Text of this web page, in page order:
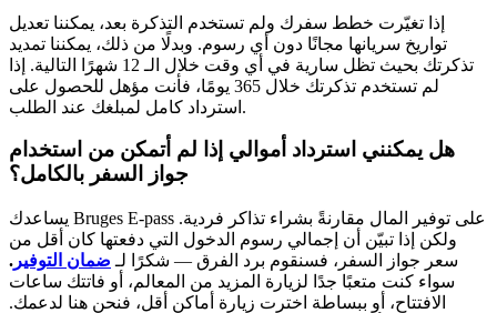
إذا تغيّرت خطط سفرك ولم تستخدم التذكرة بعد، يمكننا تعديل
تواريخ سريانها مجانًا دون أي رسوم. وبدلًا من ذلك، يمكننا تمديد
تذكرتك بحيث تظل سارية في أي وقت خلال الـ 12 شهرًا التالية. إذا
لم تستخدم تذكرتك خلال 365 يومًا، فأنت مؤهل للحصول على
استرداد كامل لمبلغك عند الطلب.
هل يمكنني استرداد أموالي إذا لم أتمكن من استخدام
جواز السفر بالكامل؟
يساعدك Bruges E-pass على توفير المال مقارنةً بشراء تذاكر فردية.
ولكن إذا تبيّن أن إجمالي رسوم الدخول التي دفعتها كان أقل من
سعر جواز السفر، فسنقوم برد الفرق — شكرًا لـ ضمان التوفير .
سواء كنت متعبًا جدًا لزيارة المزيد من المعالم، أو فاتتك ساعات
الافتتاح، أو ببساطة اخترت زيارة أماكن أقل، فنحن هنا لدعمك.